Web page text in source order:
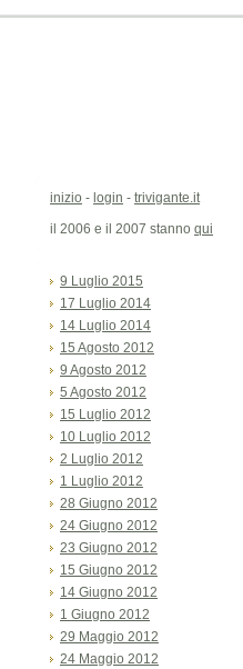
inizio - login - trivigante.it
il 2006 e il 2007 stanno qui
9 Luglio 2015
17 Luglio 2014
14 Luglio 2014
15 Agosto 2012
9 Agosto 2012
5 Agosto 2012
15 Luglio 2012
10 Luglio 2012
2 Luglio 2012
1 Luglio 2012
28 Giugno 2012
24 Giugno 2012
23 Giugno 2012
15 Giugno 2012
14 Giugno 2012
1 Giugno 2012
29 Maggio 2012
24 Maggio 2012